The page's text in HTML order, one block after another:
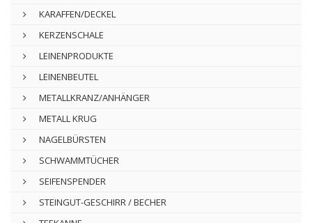
KARAFFEN/DECKEL
KERZENSCHALE
LEINENPRODUKTE
LEINENBEUTEL
METALLKRANZ/ANHÄNGER
METALL KRUG
NAGELBÜRSTEN
SCHWAMMTÜCHER
SEIFENSPENDER
STEINGUT-GESCHIRR / BECHER